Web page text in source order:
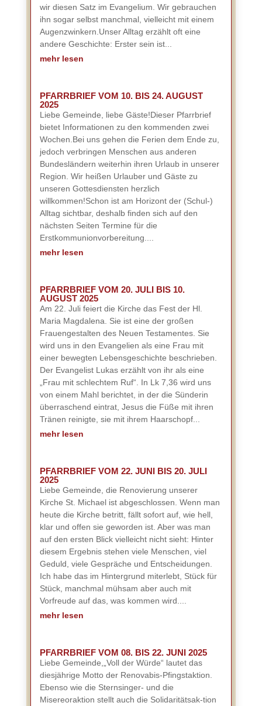
wir diesen Satz im Evangelium. Wir gebrauchen
ihn sogar selbst manchmal, vielleicht mit einem
Augenzwinkern.Unser Alltag erzählt oft eine
andere Geschichte: Erster sein ist...
mehr lesen
PFARRBRIEF VOM 10. BIS 24. AUGUST
2025
Liebe Gemeinde, liebe Gäste!Dieser Pfarrbrief
bietet Informationen zu den kommenden zwei
Wochen.Bei uns gehen die Ferien dem Ende zu,
jedoch verbringen Menschen aus anderen
Bundesländern weiterhin ihren Urlaub in unserer
Region. Wir heißen Urlauber und Gäste zu
unseren Gottesdiensten herzlich
willkommen!Schon ist am Horizont der (Schul-)
Alltag sichtbar, deshalb finden sich auf den
nächsten Seiten Termine für die
Erstkommunionvorbereitung....
mehr lesen
PFARRBRIEF VOM 20. JULI BIS 10.
AUGUST 2025
Am 22. Juli feiert die Kirche das Fest der Hl.
Maria Magdalena. Sie ist eine der großen
Frauengestalten des Neuen Testamentes. Sie
wird uns in den Evangelien als eine Frau mit
einer bewegten Lebensgeschichte beschrieben.
Der Evangelist Lukas erzählt von ihr als eine
„Frau mit schlechtem Ruf“. In Lk 7,36 wird uns
von einem Mahl berichtet, in der die Sünderin
überraschend eintrat, Jesus die Füße mit ihren
Tränen reinigte, sie mit ihrem Haarschopf...
mehr lesen
PFARRBRIEF VOM 22. JUNI BIS 20. JULI
2025
Liebe Gemeinde, die Renovierung unserer
Kirche St. Michael ist abgeschlossen. Wenn man
heute die Kirche betritt, fällt sofort auf, wie hell,
klar und offen sie geworden ist. Aber was man
auf den ersten Blick vielleicht nicht sieht: Hinter
diesem Ergebnis stehen viele Menschen, viel
Geduld, viele Gespräche und Entscheidungen.
Ich habe das im Hintergrund miterlebt, Stück für
Stück, manchmal mühsam aber auch mit
Vorfreude auf das, was kommen wird....
mehr lesen
PFARRBRIEF VOM 08. BIS 22. JUNI 2025
Liebe Gemeinde,„Voll der Würde“ lautet das
diesjährige Motto der Renovabis-Pfingstaktion.
Ebenso wie die Sternsinger- und die
Misereoraktion stellt auch die Solidaritätsak-tion